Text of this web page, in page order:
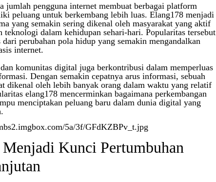
jumlah pengguna internet membuat berbagai platform
peluang untuk berkembang lebih luas. Elang178 menjadi
yang semakin sering dikenal oleh masyarakat yang aktif
teknologi dalam kehidupan sehari-hari. Popularitas tersebut
perubahan pola hidup yang semakin mengandalkan
internet.
komunitas digital juga berkontribusi dalam memperluas
Dengan semakin cepatnya arus informasi, sebuah
dikenal oleh lebih banyak orang dalam waktu yang relatif
elang178 mencerminkan bagaimana perkembangan
menciptakan peluang baru dalam dunia digital yang
Kunci Pertumbuhan